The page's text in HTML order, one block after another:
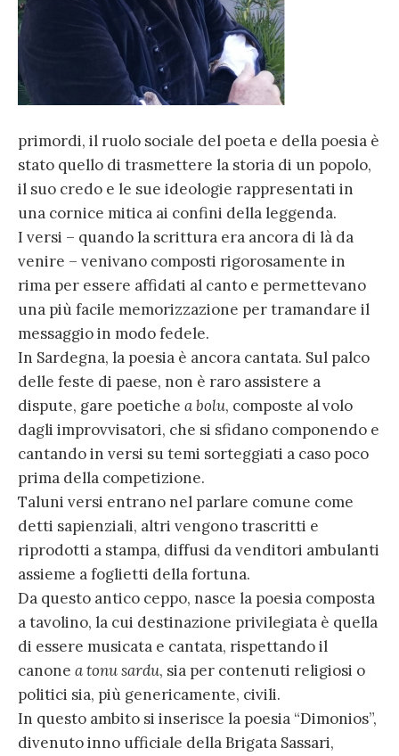
primordi, il ruolo sociale del poeta e della poesia è
stato quello di trasmettere la storia di un popolo,
il suo credo e le sue ideologie rappresentati in
una cornice mitica ai confini della leggenda.
I versi – quando la scrittura era ancora di là da
venire – venivano composti rigorosamente in
rima per essere affidati al canto e permettevano
una più facile memorizzazione per tramandare il
messaggio in modo fedele.
In Sardegna, la poesia è ancora cantata. Sul palco
delle feste di paese, non è raro assistere a
dispute, gare poetiche a bolu, composte al volo
dagli improvvisatori, che si sfidano componendo e
cantando in versi su temi sorteggiati a caso poco
prima della competizione.
Taluni versi entrano nel parlare comune come
detti sapienziali, altri vengono trascritti e
riprodotti a stampa, diffusi da venditori ambulanti
assieme a foglietti della fortuna.
Da questo antico ceppo, nasce la poesia composta
a tavolino, la cui destinazione privilegiata è quella
di essere musicata e cantata, rispettando il
canone a tonu sardu, sia per contenuti religiosi o
politici sia, più genericamente, civili.
In questo ambito si inserisce la poesia “Dimonios”,
divenuto inno ufficiale della Brigata Sassari,